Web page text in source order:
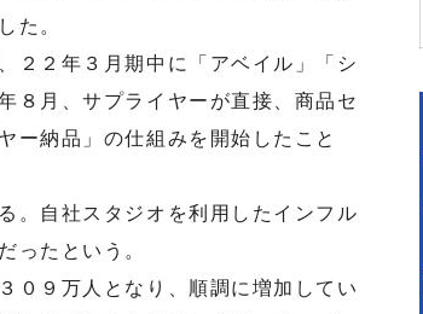
た。
２２年３月期中に「アベイル」「シ
８月、サプライヤーが直接、商品セ
ー納品」の仕組みを開始したこと
。自社スタジオを利用したインフル
ったという。
０９万人となり、順調に増加してい